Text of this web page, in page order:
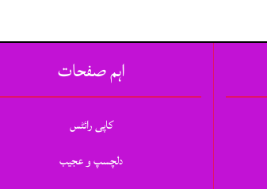
اہم صفحات
کاپی رائٹس
دلچسپ و عجیب